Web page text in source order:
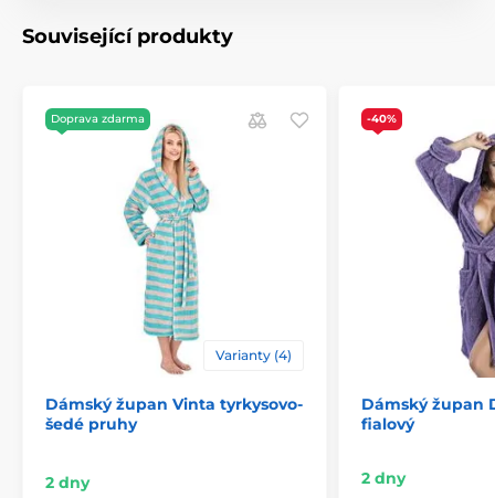
Související produkty
Doprava zdarma
Varianty (4)
Dámský župan Vinta tyrkysovo-
šedé pruhy
2 dny
-40%
Dámský župan
fialový
2 dny